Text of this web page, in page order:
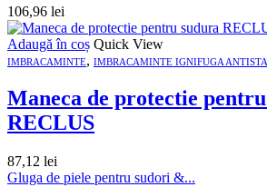
106,96 lei
Adaugă în coș Quick View
IMBRACAMINTE, IMBRACAMINTE IGNIFUGA
Maneca de protectie
RECLUS
87,12 lei
Gluga de piele pentru sudori &...